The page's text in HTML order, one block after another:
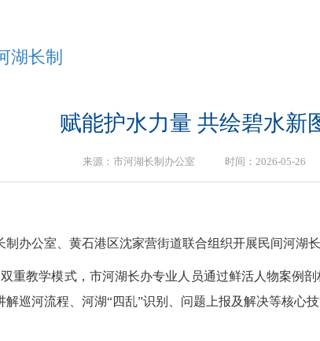
湖长制
赋能护水力量 共绘碧水新
来源：市河湖长制办公室 时间：2026-05-26
办公室、黄石港区沈家营街道联合组织开展民间河湖长
重教学模式，市河湖长办专业人员通过鲜活人物案例
巡河流程、河湖“四乱”识别、问题上报及解决等核心